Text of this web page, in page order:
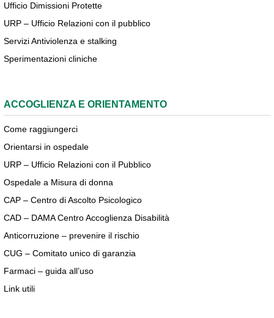
Ufficio Dimissioni Protette
URP – Ufficio Relazioni con il pubblico
Servizi Antiviolenza e stalking
Sperimentazioni cliniche
ACCOGLIENZA E ORIENTAMENTO
Come raggiungerci
Orientarsi in ospedale
URP – Ufficio Relazioni con il Pubblico
Ospedale a Misura di donna
CAP – Centro di Ascolto Psicologico
CAD – DAMA Centro Accoglienza Disabilità
Anticorruzione – prevenire il rischio
CUG – Comitato unico di garanzia
Farmaci – guida all’uso
Link utili